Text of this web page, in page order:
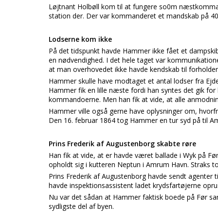
Løjtnant Holbøll kom til at fungere so0m
station der. Der var kommanderet et mandskab på
Lodserne kom ikke
På det tidspunkt havde Hammer ikke fået et
en nødvendighed. I det hele taget var
at man overhovedet ikke havde kendskab til
Hammer skulle have modtaget et antal lodser fra
Hammer fik en lille næste fordi han syntes det gik
kommandoerne. Men han fik at vide, at alle
Hammer ville også gerne have oplysninger om,
Den 16. februar 1864 tog Hammer en tur syd på til
Prins Frederik af Augustenborg skabte røre
Han fik at vide, at er havde været ballade i Wyk på
opholdt sig i kutteren Neptun i Amrum Havn. Straks
Prins Frederik af Augustenborg havde sendt
havde inspektionsassistent ladet krydsfartøjerne
Nu var det sådan at Hammer faktisk boede på Før
sydligste del af byen.